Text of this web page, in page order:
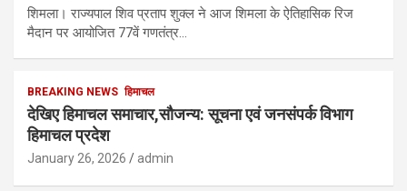
शिमला। राज्यपाल शिव प्रताप शुक्ल ने आज शिमला के ऐतिहासिक रिज
मैदान पर आयोजित 77वें गणतंत्र…
BREAKING NEWS हिमाचल
देखिए हिमाचल समाचार,सौजन्य: सूचना एवं जनसंपर्क विभाग
हिमाचल प्रदेश
January 26, 2026 admin